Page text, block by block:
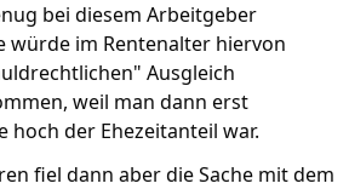
bei diesem Arbeitgeber
würde im Rentenalter hiervon
Ausgleich
weil man dann erst
hoch der Ehezeitanteil war.
fiel dann aber die Sache mit dem